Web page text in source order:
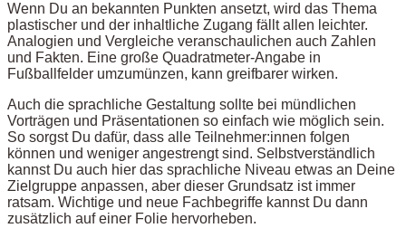
Wenn Du an bekannten Punkten ansetzt, wird das Thema
plastischer und der inhaltliche Zugang fällt allen leichter.
Analogien und Vergleiche veranschaulichen auch Zahlen
und Fakten. Eine große Quadratmeter-Angabe in
Fußballfelder umzumünzen, kann greifbarer wirken.
Auch die sprachliche Gestaltung sollte bei mündlichen
Vorträgen und Präsentationen so einfach wie möglich sein.
So sorgst Du dafür, dass alle Teilnehmer:innen folgen
können und weniger angestrengt sind. Selbstverständlich
kannst Du auch hier das sprachliche Niveau etwas an Deine
Zielgruppe anpassen, aber dieser Grundsatz ist immer
ratsam. Wichtige und neue Fachbegriffe kannst Du dann
zusätzlich auf einer Folie hervorheben.